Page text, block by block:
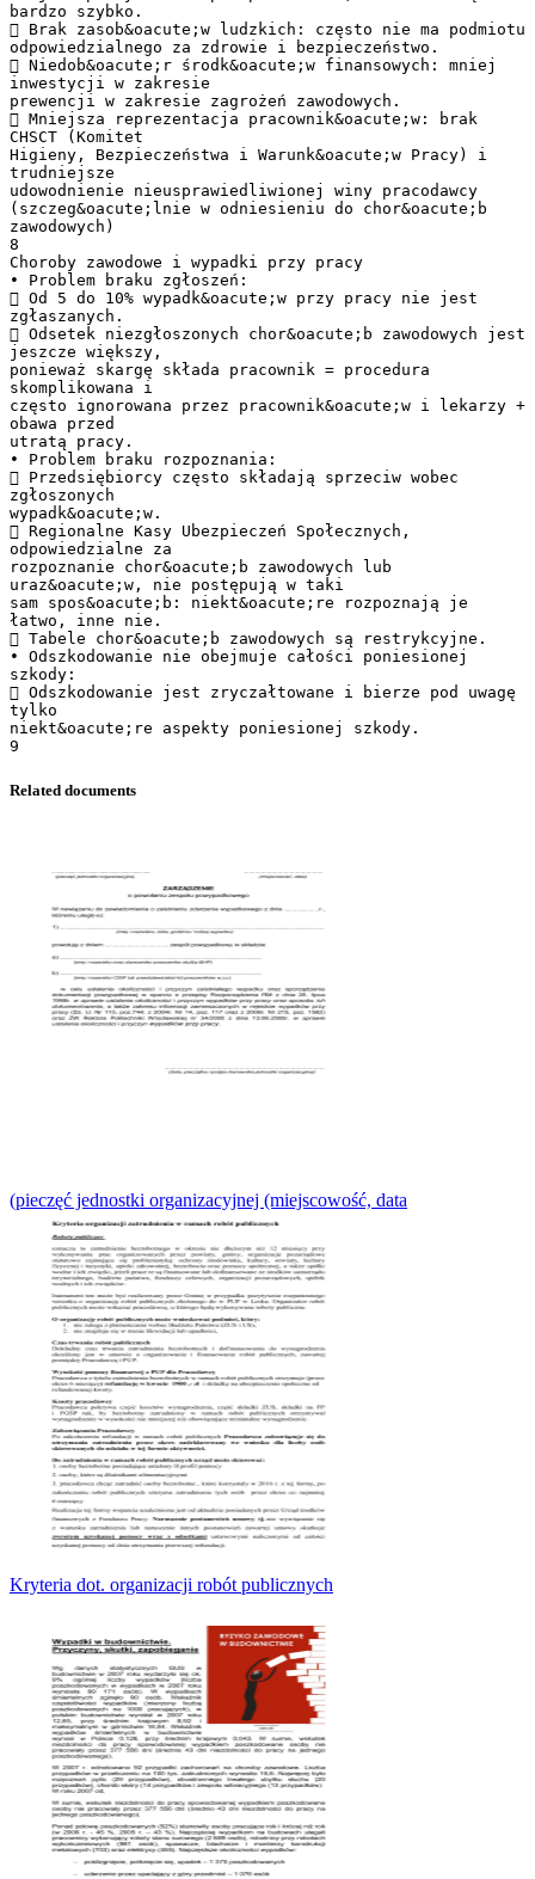
bardzo szybko.
 Brak zasob&oacute;w ludzkich: często nie ma podmiotu
odpowiedzialnego za zdrowie i bezpieczeństwo.
 Niedob&oacute;r środk&oacute;w finansowych: mniej
inwestycji w zakresie
prewencji w zakresie zagrożeń zawodowych.
 Mniejsza reprezentacja pracownik&oacute;w: brak
CHSCT (Komitet
Higieny, Bezpieczeństwa i Warunk&oacute;w Pracy) i
trudniejsze
udowodnienie nieusprawiedliwionej winy pracodawcy
(szczeg&oacute;lnie w odniesieniu do chor&oacute;b
zawodowych)
8
Choroby zawodowe i wypadki przy pracy
• Problem braku zgłoszeń:
 Od 5 do 10% wypadk&oacute;w przy pracy nie jest
zgłaszanych.
 Odsetek niezgłoszonych chor&oacute;b zawodowych jest
jeszcze większy,
ponieważ skargę składa pracownik = procedura
skomplikowana i
często ignorowana przez pracownik&oacute;w i lekarzy +
obawa przed
utratą pracy.
• Problem braku rozpoznania:
 Przedsiębiorcy często składają sprzeciw wobec
zgłoszonych
wypadk&oacute;w.
 Regionalne Kasy Ubezpieczeń Społecznych,
odpowiedzialne za
rozpoznanie chor&oacute;b zawodowych lub
uraz&oacute;w, nie postępują w taki
sam spos&oacute;b: niekt&oacute;re rozpoznają je
łatwo, inne nie.
 Tabele chor&oacute;b zawodowych są restrykcyjne.
• Odszkodowanie nie obejmuje całości poniesionej
szkody:
 Odszkodowanie jest zryczałtowane i bierze pod uwagę
tylko
niekt&oacute;re aspekty poniesionej szkody.
Related documents
(pieczęć jednostki organizacyjnej (miejscowość, data
Kryteria dot. organizacji robót publicznych